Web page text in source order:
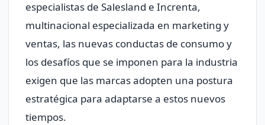
especialistas de Salesland e Increnta,
multinacional especializada en marketing y
ventas, las nuevas conductas de consumo y
los desafíos que se imponen para la industria
exigen que las marcas adopten una postura
estratégica para adaptarse a estos nuevos
tiempos.